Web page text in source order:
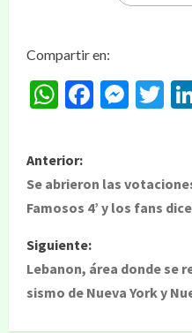
Compartir en:
WhatsApp
Anterior:
Se abrieron las
Famosos 4’ y los fans
Siguiente:
Lebanon, área donde se
sismo de Nueva York y